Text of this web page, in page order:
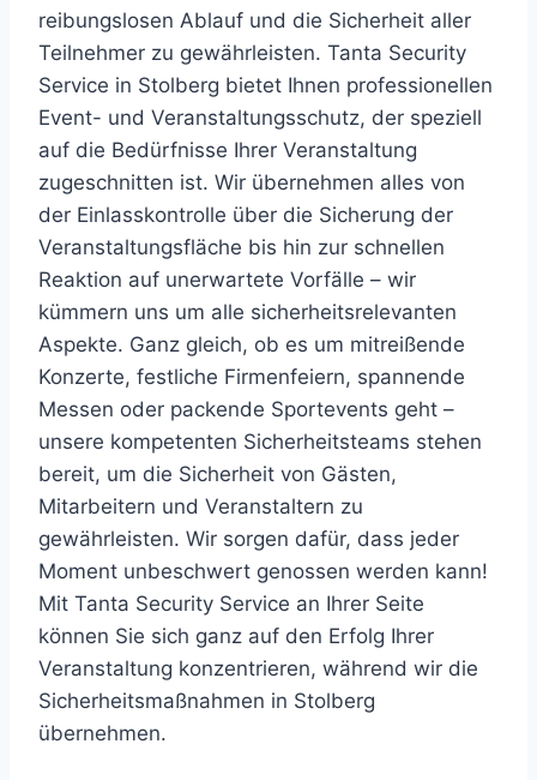
reibungslosen Ablauf und die Sicherheit aller
Teilnehmer zu gewährleisten. Tanta Security
Service in Stolberg bietet Ihnen professionellen
Event- und Veranstaltungsschutz, der speziell
auf die Bedürfnisse Ihrer Veranstaltung
zugeschnitten ist. Wir übernehmen alles von
der Einlasskontrolle über die Sicherung der
Veranstaltungsfläche bis hin zur schnellen
Reaktion auf unerwartete Vorfälle – wir
kümmern uns um alle sicherheitsrelevanten
Aspekte. Ganz gleich, ob es um mitreißende
Konzerte, festliche Firmenfeiern, spannende
Messen oder packende Sportevents geht –
unsere kompetenten Sicherheitsteams stehen
bereit, um die Sicherheit von Gästen,
Mitarbeitern und Veranstaltern zu
gewährleisten. Wir sorgen dafür, dass jeder
Moment unbeschwert genossen werden kann!
Mit Tanta Security Service an Ihrer Seite
können Sie sich ganz auf den Erfolg Ihrer
Veranstaltung konzentrieren, während wir die
Sicherheitsmaßnahmen in Stolberg
übernehmen.